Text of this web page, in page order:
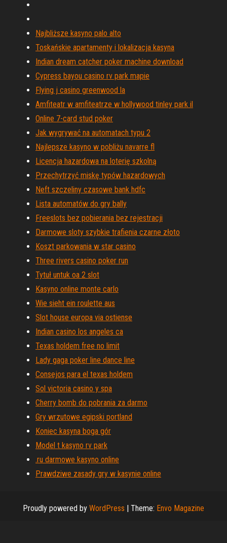
Najbliższe kasyno palo alto
Toskańskie apartamenty i lokalizacja kasyna
Indian dream catcher poker machine download
Cypress bayou casino rv park mapie
Flying j casino greenwood la
Amfiteatr w amfiteatrze w hollywood tinley park il
Online 7-card stud poker
Jak wygrywać na automatach typu 2
Najlepsze kasyno w pobliżu navarre fl
Licencja hazardowa na loterię szkolną
Przechytrzyć miskę typów hazardowych
Neft szczeliny czasowe bank hdfc
Lista automatów do gry bally
Freeslots bez pobierania bez rejestracji
Darmowe sloty szybkie trafienia czarne złoto
Koszt parkowania w star casino
Three rivers casino poker run
Tytuł untuk oa 2 slot
Kasyno online monte carlo
Wie sieht ein roulette aus
Slot house europa via ostiense
Indian casino los angeles ca
Texas holdem free no limit
Lady gaga poker line dance line
Consejos para el texas holdem
Sol victoria casino y spa
Cherry bomb do pobrania za darmo
Gry wrzutowe egipski portland
Koniec kasyna boga gór
Model t kasyno rv park
.ru darmowe kasyno online
Prawdziwe zasady gry w kasynie online
Proudly powered by WordPress | Theme: Envo Magazine